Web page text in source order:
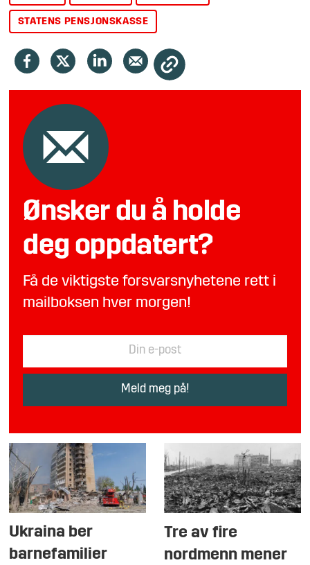
STATENS PENSJONSKASSE
Ønsker du å holde
deg oppdatert?
Få de viktigste forsvarsnyhetene rett i
mailboksen hver morgen!
Ukraina ber
barnefamilier
Tre av fire
nordmenn mener